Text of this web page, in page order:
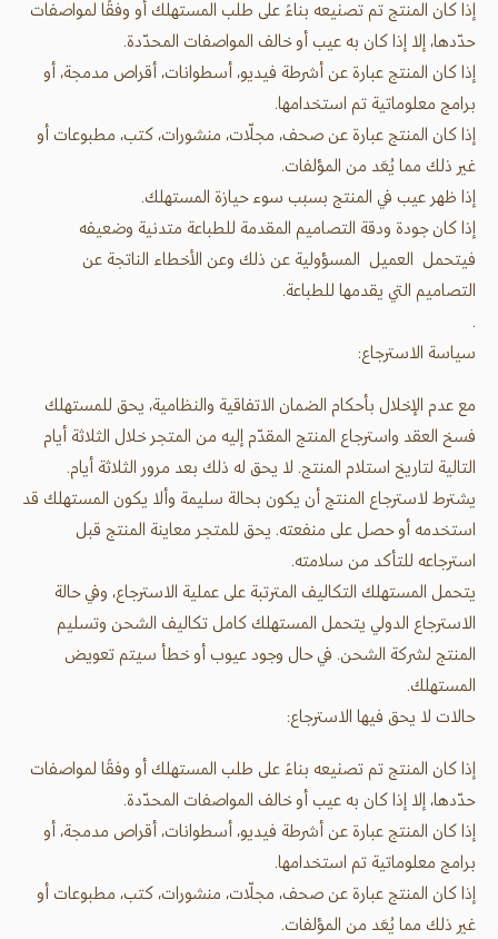
إذا كان المنتج تم تصنيعه بناءً على طلب المستهلك أو وفقًا لمواصفات
حدّدها، إلا إذا كان به عيب أو خالف المواصفات المحدّدة.
إذا كان المنتج عبارة عن أشرطة فيديو، أسطوانات، أقراص مدمجة، أو
برامج معلوماتية تم استخدامها.
إذا كان المنتج عبارة عن صحف، مجلّات، منشورات، كتب، مطبوعات أو
غير ذلك مما يُعَد من المؤلفات.
إذا ظهر عيب في المنتج بسبب سوء حيازة المستهلك.
إذا كان جودة ودقة التصاميم المقدمة للطباعة متدنية وضعيفه
فيتحمل العميل المسؤولية عن ذلك وعن الأخطاء الناتجة عن
التصاميم التي يقدمها للطباعة.
.
سياسة الاسترجاع:
مع عدم الإخلال بأحكام الضمان الاتفاقية والنظامية، يحق للمستهلك
فسخ العقد واسترجاع المنتج المقدّم إليه من المتجر خلال الثلاثة أيام
التالية لتاريخ استلام المنتج. لا يحق له ذلك بعد مرور الثلاثة أيام.
يشترط لاسترجاع المنتج أن يكون بحالة سليمة وألا يكون المستهلك قد
استخدمه أو حصل على منفعته. يحق للمتجر معاينة المنتج قبل
استرجاعه للتأكد من سلامته.
يتحمل المستهلك التكاليف المترتبة على عملية الاسترجاع، وفي حالة
الاسترجاع الدولي يتحمل المستهلك كامل تكاليف الشحن وتسليم
المنتج لشركة الشحن. في حال وجود عيوب أو خطأ سيتم تعويض
المستهلك.
حالات لا يحق فيها الاسترجاع:
إذا كان المنتج تم تصنيعه بناءً على طلب المستهلك أو وفقًا لمواصفات
حدّدها، إلا إذا كان به عيب أو خالف المواصفات المحدّدة.
إذا كان المنتج عبارة عن أشرطة فيديو، أسطوانات، أقراص مدمجة، أو
برامج معلوماتية تم استخدامها.
إذا كان المنتج عبارة عن صحف، مجلّات، منشورات، كتب، مطبوعات أو
غير ذلك مما يُعَد من المؤلفات.